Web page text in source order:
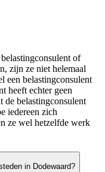
of
zijn ze niet helemaal
een belastingconsulent
heeft echter geen
de belastingconsulent
iedereen zich
ze wel hetzelfde werk
in Dodewaard?